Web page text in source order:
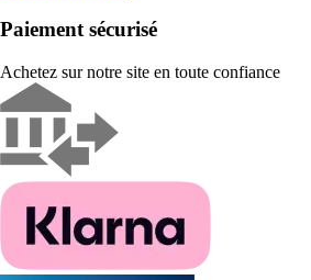
Paiement sécurisé
Achetez sur notre site en toute confiance